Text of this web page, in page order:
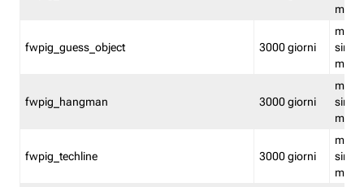
fwpig_guess_object 3000 giorni
fwpig_hangman 3000 giorni
fwpig_techline 3000 giorni